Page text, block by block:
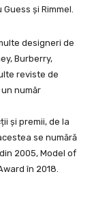
și Rimmel.
designeri de
Burberry,
reviste de
un număr
și premii, de la
se numără
2005, Model of
în 2018.